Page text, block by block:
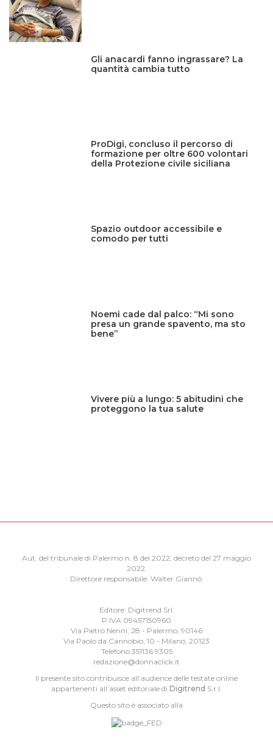
Gli anacardi fanno ingrassare? La
quantità cambia tutto
ProDigi, concluso il percorso di
formazione per oltre 600 volontari
della Protezione civile siciliana
Spazio outdoor accessibile e
comodo per tutti
Noemi cade dal palco: “Mi sono
presa un grande spavento, ma sto
bene”
Vivere più a lungo: 5 abitudini che
proteggono la tua salute
Aut. del tribunale di Palermo n. 8 del 2022, decreto del 27 maggio
2022.
Direttore responsabile: Walter Giannò.
Editore: Digitrend Srl.
P.IVA 09457150960
Via Pietro Nenni, 28 - Palermo, 90146
Via Paolo da Cannobio, 10 - Milano, 20123
Telefono 351136 9305
redazione@donnaclick.it
Il presente sito contribuisce all’audience delle testate online
appartenenti all’asset editoriale di Digitrend S.r.l.
Questo sito è associato alla